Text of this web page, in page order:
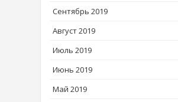
Сентябрь 2019
Август 2019
Июль 2019
Июнь 2019
Май 2019